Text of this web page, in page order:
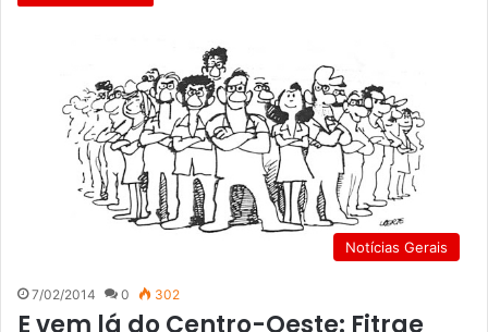
Notícias Gerais
7/02/2014 0 302
E vem lá do Centro-Oeste: Fitrae